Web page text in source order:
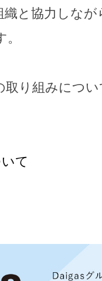
と協力しな
取り組みにつ
て